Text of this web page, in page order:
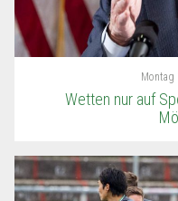
Montag
Wetten nur auf